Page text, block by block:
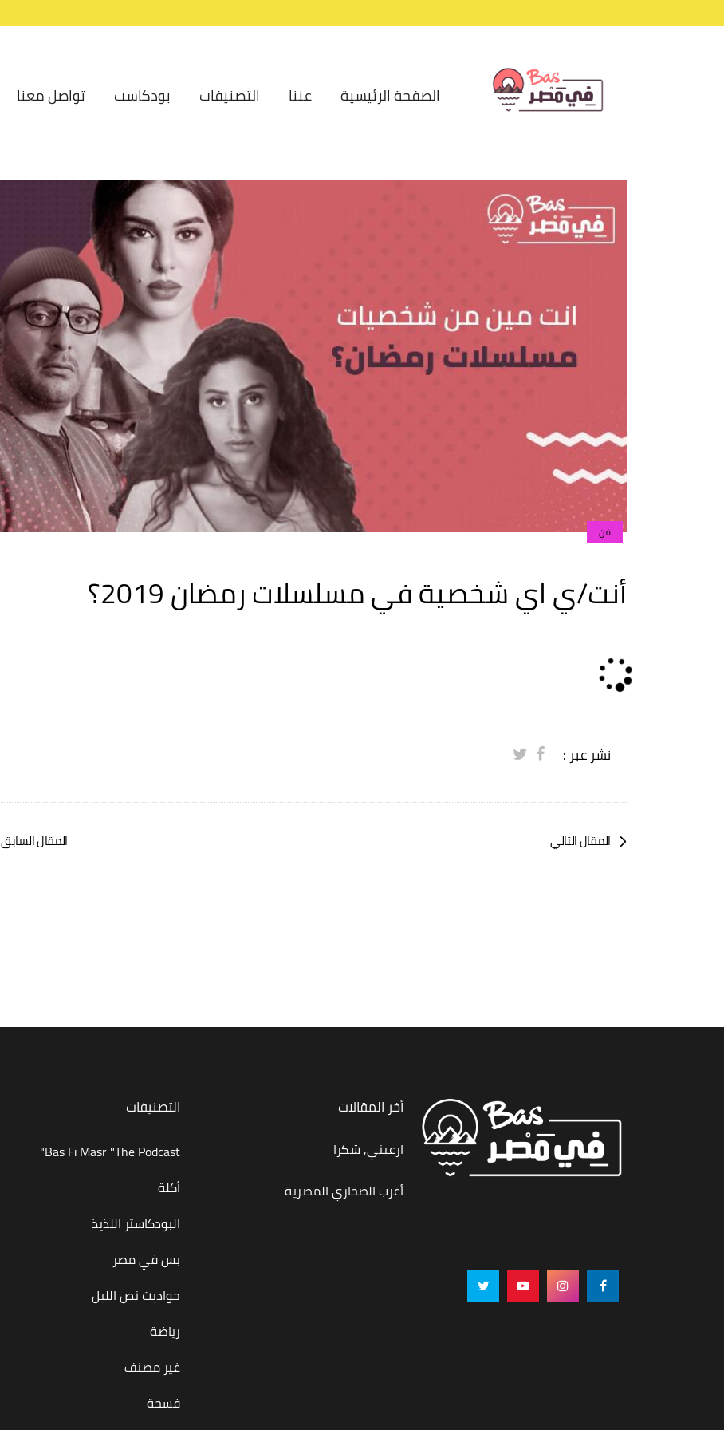
الصفحة الرئيسية عننا التصنيفات بودكاست تواصل معنا
فن
أنت/ي اي شخصية في مسلسلات رمضان 2019؟
نشر عبر :
المقال السابق المقال التالي
أخر المقالات
ارعبني, شكرا
أغرب الصحاري المصرية
التصنيفات
Bas Fi Masr "The Podcast"
أكلة
البودكاستر اللذيذ
بس في مصر
حواديت نص الليل
رياضة
غير مصنف
فسحة